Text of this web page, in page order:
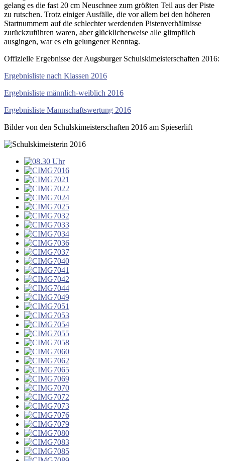
gelang es die fast 20 cm Neuschnee zum größten Teil aus der Piste
zu rutschen. Trotz einiger Ausfälle, die vor allem bei den höheren
Startnummern auf die schlechter werdenden Pistenverhältnisse
zurückzuführen waren, aber glücklicherweise alle glimpflich
ausgingen, war es ein gelungener Renntag.
Offizielle Ergebnisse der Augsburger Schulskimeisterschaften 2016:
Ergebnisliste nach Klassen 2016
Ergebnisliste männlich-weiblich 2016
Ergebnisliste Mannschaftswertung 2016
Bilder von den Schulskimeisterschaften 2016 am Spieserlift